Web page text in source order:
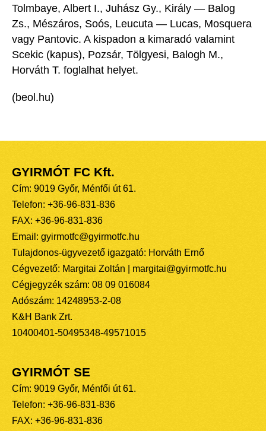
Tolmbaye, Albert I., Juhász Gy., Király — Balog
Zs., Mészáros, Soós, Leucuta — Lucas, Mosquera
vagy Pantovic. A kispadon a kimaradó valamint
Scekic (kapus), Pozsár, Tölgyesi, Balogh M.,
Horváth T. foglalhat helyet.
(beol.hu)
GYIRMÓT FC Kft.
Cím: 9019 Győr, Ménfői út 61.
Telefon: +36-96-831-836
FAX: +36-96-831-836
Email: gyirmotfc@gyirmotfc.hu
Tulajdonos-ügyvezető igazgató: Horváth Ernő
Cégvezető: Margitai Zoltán | margitai@gyirmotfc.hu
Cégjegyzék szám: 08 09 016084
Adószám: 14248953-2-08
K&H Bank Zrt.
10400401-50495348-49571015
GYIRMÓT SE
Cím: 9019 Győr, Ménfői út 61.
Telefon: +36-96-831-836
FAX: +36-96-831-836